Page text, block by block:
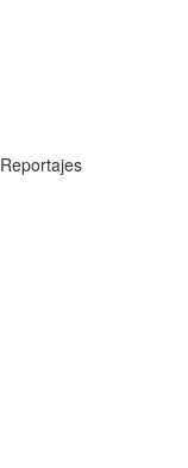
Reportajes